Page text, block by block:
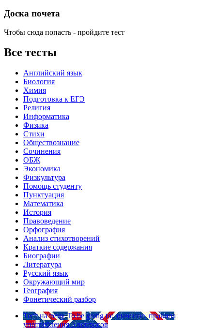
Доска почета
Чтобы сюда попасть - пройдите тест
Все тесты
Английский язык
Биология
Химия
Подготовка к ЕГЭ
Религия
Информатика
Физика
Стихи
Обществознание
Сочинения
ОБЖ
Экономика
Физкультура
Помощь студенту
Пунктуация
Математика
История
Правоведение
Орфография
Анализ стихотворений
Краткие содержания
Биографии
Литература
Русский язык
Окружающий мир
География
Фонетический разбор
Тест на тему To be going to: значение, правила
употребления 5 вопросов